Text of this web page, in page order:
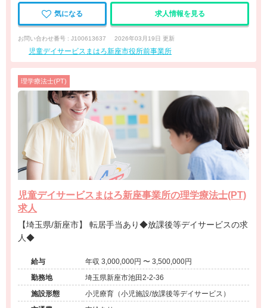
気になる 求人情報を見る
お問い合わせ番号 : J100613637 2026年03月19日 更新
児童デイサービスまはろ新座市役所前事業所
理学療法士(PT)
児童デイサービスまはろ新座事業所の理学療法士(PT)
求人
【埼玉県/新座市】 転居手当あり◆放課後等デイサービスの求
人◆
給与
年収 3,000,000円 〜 3,500,000円
勤務地
埼玉県新座市池田2-2-36
施設形態
小児療育（小児施設/放課後等デイサービス）